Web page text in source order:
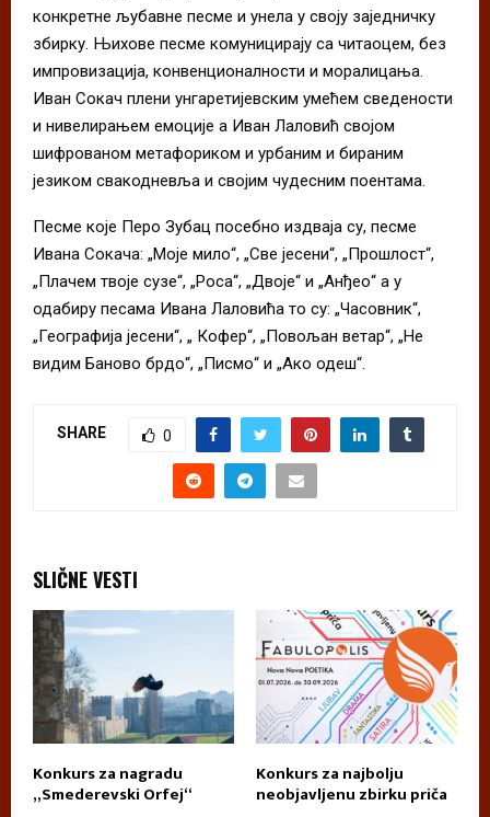
конкретне љубавне песме и унела у своју заједничку
збирку. Њихове песме комуницирају са читаоцем, без
импровизација, конвенционалности и моралицања.
Иван Сокач плени унгаретијевским умећем сведености
и нивелирањем емоције а Иван Лаловић својом
шифрованом метафориком и урбаним и бираним
језиком свакодневља и својим чудесним поентамa.
Песме које Перо Зубац посебно издваја су, песме
Ивана Сокача: „Моје мило“, „Све јесени“, „Прошлост“,
„Плачем твоје сузе“, „Роса“, „Двоје“ и „Анђео“ а у
одабиру песама Ивана Лаловића то су: „Часовник“,
„Географија јесени“, „ Кофер“, „Повољан ветар“, „Не
видим Баново брдо“, „Писмо“ и „Ако одеш“.
SHARE 0
SLIČNE VESTI
Konkurs za nagradu
„Smederevski Orfej“
Konkurs za najbolju
neobjavljenu zbirku priča